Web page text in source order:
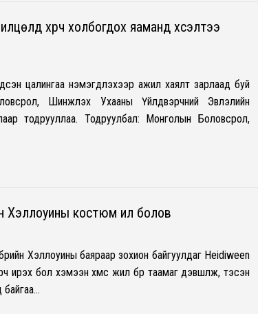
хүрч холбогдох яаманд хүсэлтээ
цалингаа нэмэгдүүлэхээр ажил хаялт зарлаад буй
Шинжлэх Ухааны Үйлдвэрчний Эвлэлийн
тодрууллаа. Тодруулбал: Монголын Боловсрол,
Хэллоуины костюм ил болов
Хэллоуины баяраар зохион байгуулдаг Heidiween
ирэх бол хэмээн хүмүүс жил бүр таамаг дэвшүүлж, тэсэн
байгаа…